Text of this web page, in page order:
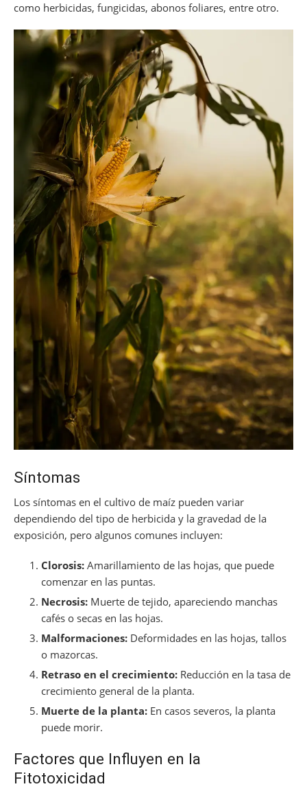
como herbicidas, fungicidas, abonos foliares, entre otro.
Síntomas
Los síntomas en el cultivo de maíz pueden variar
dependiendo del tipo de herbicida y la gravedad de la
exposición, pero algunos comunes incluyen:
Clorosis: Amarillamiento de las hojas, que puede
comenzar en las puntas.
Necrosis: Muerte de tejido, apareciendo manchas
cafés o secas en las hojas.
Malformaciones: Deformidades en las hojas, tallos
o mazorcas.
Retraso en el crecimiento: Reducción en la tasa de
crecimiento general de la planta.
Muerte de la planta: En casos severos, la planta
puede morir.
Factores que Influyen en la
Fitotoxicidad